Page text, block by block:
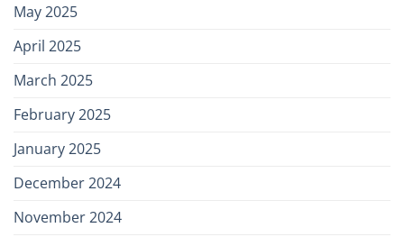
May 2025
April 2025
March 2025
February 2025
January 2025
December 2024
November 2024